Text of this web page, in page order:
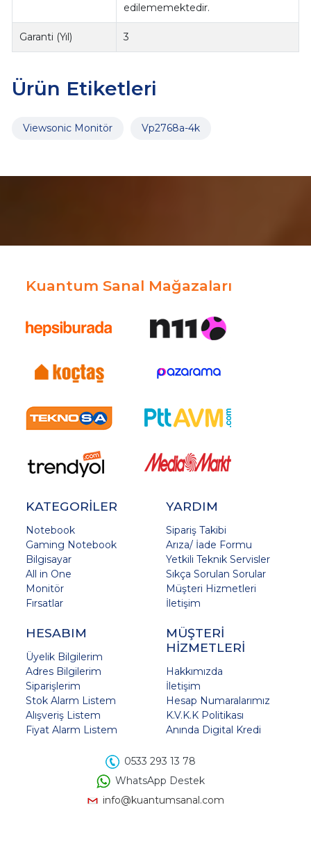
edilememektedir.
Garanti (Yıl) 3
Ürün Etiketleri
Viewsonic Monitör Vp2768a-4k
Kuantum Sanal Mağazaları
KATEGORİLER
Notebook
Gaming Notebook
Bilgisayar
All in One
Monitör
Fırsatlar
YARDIM
Sipariş Takibi
Arıza/ İade Formu
Yetkili Teknik Servisler
Sıkça Sorulan Sorular
Müşteri Hizmetleri
İletişim
HESABIM
Üyelik Bilgilerim
Adres Bilgilerim
Siparişlerim
Stok Alarm Listem
Alışveriş Listem
Fiyat Alarm Listem
MÜŞTERİ
HİZMETLERİ
Hakkımızda
İletişim
Hesap Numaralarımız
K.V.K.K Politikası
Anında Digital Kredi
0533 293 13 78
WhatsApp Destek
info@kuantumsanal.com